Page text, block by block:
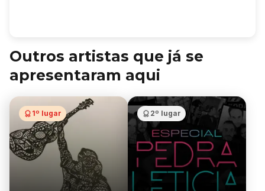
Outros artistas que já se
apresentaram aqui
1º lugar 2º lugar